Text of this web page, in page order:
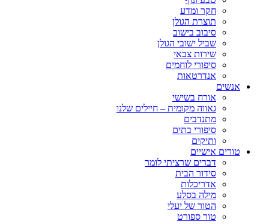
חקר ומדע
תוצרת הגולן
סיבוב בישוב
שביל ישובי הגולן
שירות צבאי
סיפורי לוחמים
אנדרטאות
אנשים
אורח בשישי
גאווה מקומית – חיילים שלנו
מתנדבים
סיפורי בתים
ותיקים
טורים אישיים
דברים שרציתי לומר
סידור הבית
אדריכלות
מילה בסלע
הטור של יעלי
טור ספורט